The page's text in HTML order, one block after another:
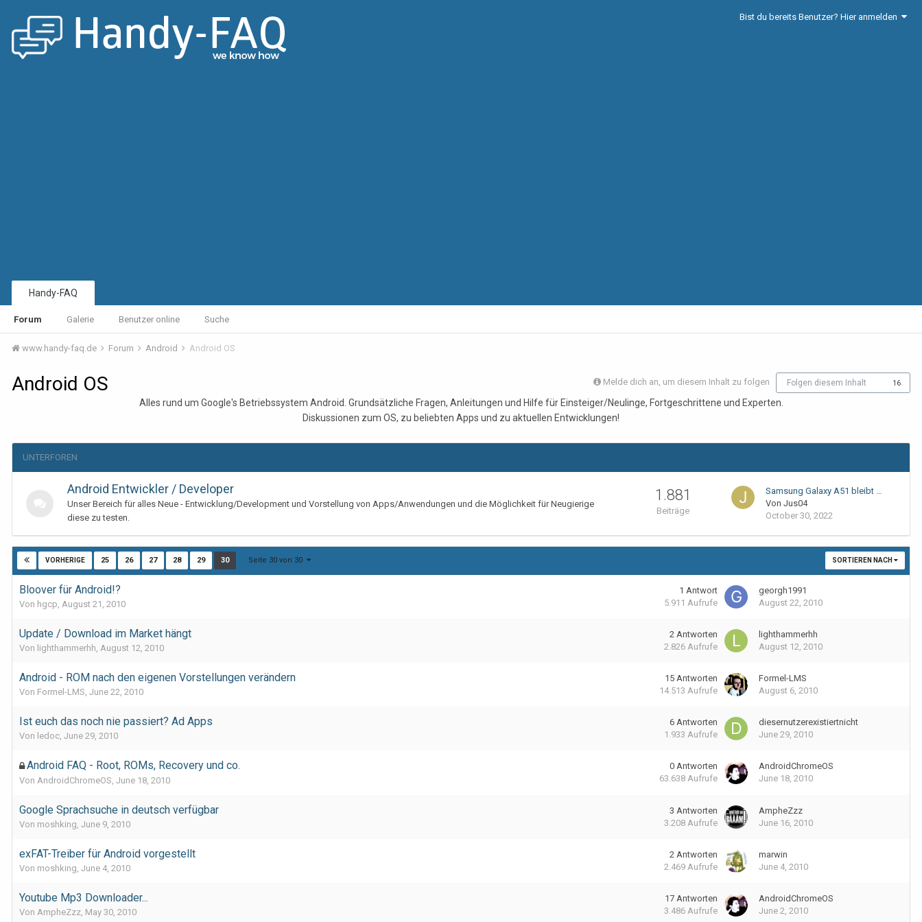
Bist du bereits Benutzer? Hier anmelden
Handy-FAQ
Forum Galerie Benutzer online Suche
www.handy-faq.de Forum Android Android OS
Android OS Melde dich an, um diesem Inhalt zu folgen Folgen diesem Inhalt 16
Alles rund um Google's Betriebssystem Android. Grundsätzliche Fragen, Anleitungen und Hilfe für Einsteiger/Neulinge, Fortgeschrittene und Experten.
Diskussionen zum OS, zu beliebten Apps und zu aktuellen Entwicklungen!
UNTERFOREN
Android Entwickler / Developer
Unser Bereich für alles Neue - Entwicklung/Development und Vorstellung von Apps/Anwendungen und die Möglichkeit für Neugierige
diese zu testen.
1.881
Beiträge
Samsung Galaxy A51 bleibt …
Von Jus04
October 30, 2022
SORTIEREN NACH
VORHERIGE 25 26 27 28 29 30 Seite 30 von 30
Bloover für Android!?
Von hgcp, August 21, 2010
1 Antwort
5.911 Aufrufe
georgh1991
August 22, 2010
Update / Download im Market hängt
Von lighthammerhh, August 12, 2010
2 Antworten
2.826 Aufrufe
lighthammerhh
August 12, 2010
Android - ROM nach den eigenen Vorstellungen verändern
Von Formel-LMS, June 22, 2010
15 Antworten
14.513 Aufrufe
Formel-LMS
August 6, 2010
Ist euch das noch nie passiert? Ad Apps
Von ledoc, June 29, 2010
6 Antworten
1.933 Aufrufe
diesernutzerexistiertnicht
June 29, 2010
Android FAQ - Root, ROMs, Recovery und co.
Von AndroidChromeOS, June 18, 2010
0 Antworten
63.638 Aufrufe
AndroidChromeOS
June 18, 2010
Google Sprachsuche in deutsch verfügbar
Von moshking, June 9, 2010
3 Antworten
3.208 Aufrufe
AmpheZzz
June 16, 2010
exFAT-Treiber für Android vorgestellt
Von moshking, June 4, 2010
2 Antworten
2.469 Aufrufe
marwin
June 4, 2010
Youtube Mp3 Downloader...
Von AmpheZzz, May 30, 2010
17 Antworten
3.486 Aufrufe
AndroidChromeOS
June 2, 2010